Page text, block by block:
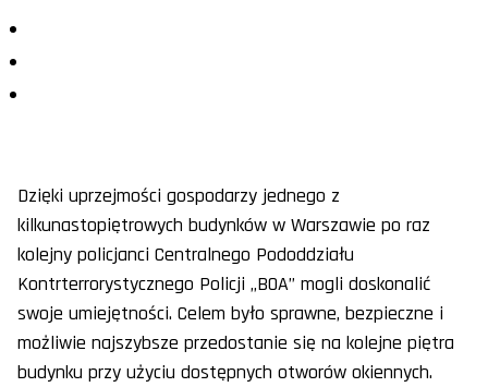
Dzięki uprzejmości gospodarzy jednego z
kilkunastopiętrowych budynków w Warszawie po raz
kolejny policjanci Centralnego Pododdziału
Kontrterrorystycznego Policji „BOA” mogli doskonalić
swoje umiejętności. Celem było sprawne, bezpieczne i
możliwie najszybsze przedostanie się na kolejne piętra
budynku przy użyciu dostępnych otworów okiennych.